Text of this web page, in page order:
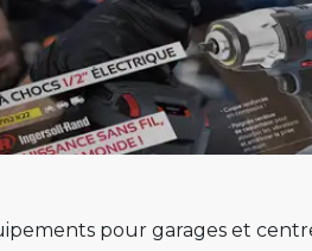
pour garages et